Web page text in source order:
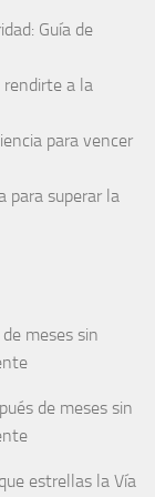
Guía de
rendirte a la
para vencer
para superar la
meses sin
de meses sin
estrellas la Vía